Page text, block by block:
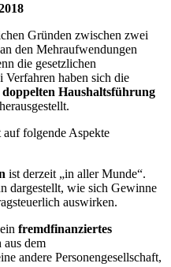
Gründen zwischen zwei
den Mehraufwendungen
die gesetzlichen
Verfahren haben sich die
doppelten Haushaltsführung
folgende Aspekte
ist derzeit „in aller Munde“.
dargestellt, wie sich Gewinne
auswirken.
fremdfinanziertes
aus dem
andere Personengesellschaft,